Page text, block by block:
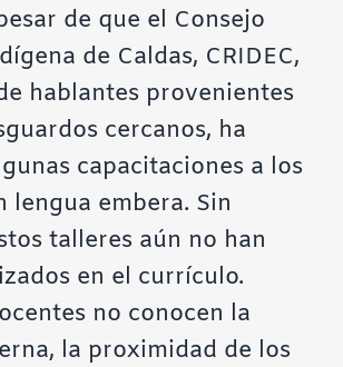
de que el Consejo
de Caldas, CRIDEC,
hablantes provenientes
cercanos, ha
capacitaciones a los
lengua embera. Sin
talleres aún no han
en el currículo.
no conocen la
la proximidad de los